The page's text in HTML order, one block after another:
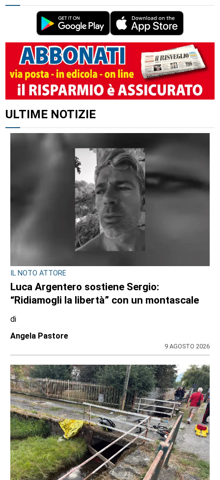
ULTIME NOTIZIE
IL NOTO ATTORE
Luca Argentero sostiene Sergio:
“Ridiamogli la libertà” con un montascale
di
Angela Pastore
9 AGOSTO 2026